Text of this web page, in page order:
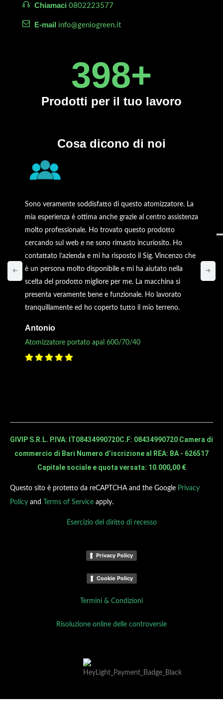
Chiamaci 0802223577
E-mail info@geniogreen.it
450+
Prodotti per il tuo lavoro
Cosa dicono di noi
Sono veramente soddisfatto di questo atomizzatore. La
mia esperienza è ottima anche grazie al centro assistenza
molto professionale. Ho trovato questo prodotto
cercando sul web e ne sono rimasto incuriosito. Ho
contattato l’azienda e mi ha risposto il Sig. Vincenzo che
è un persona molto disponibile e mi ha aiutato nella
scelta del prodotto migliore per me. La macchina si
presenta veramente bene e funzionale. Ho lavorato
tranquillamente ed ho coperto tutto il mio terreno.
Antonio
Atomizzatore portato apal 600/70/40
GIVIP S.R.L. P.IVA: IT08434990720C.F: 08434990720 Camera di
commercio di Bari Numero d’iscrizione al REA: BA - 626517
Capitale sociale e quota versata: 10.000,00 €
Questo sito è protetto da reCAPTCHA and the Google Privacy
Policy and Terms of Service apply.
Esercizio del diritto di recesso
Privacy Policy
Cookie Policy
Termini & Condizioni
Risoluzione online delle controversie